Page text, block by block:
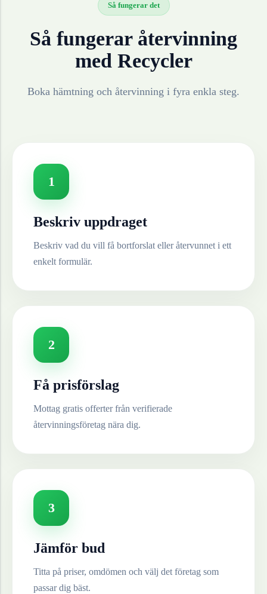
Så fungerar det
Så fungerar återvinning
med Recycler
Boka hämtning och återvinning i fyra enkla steg.
1
Beskriv uppdraget
Beskriv vad du vill få bortforslat eller återvunnet i ett
enkelt formulär.
2
Få prisförslag
Mottag gratis offerter från verifierade
återvinningsföretag nära dig.
3
Jämför bud
Titta på priser, omdömen och välj det företag som
passar dig bäst.